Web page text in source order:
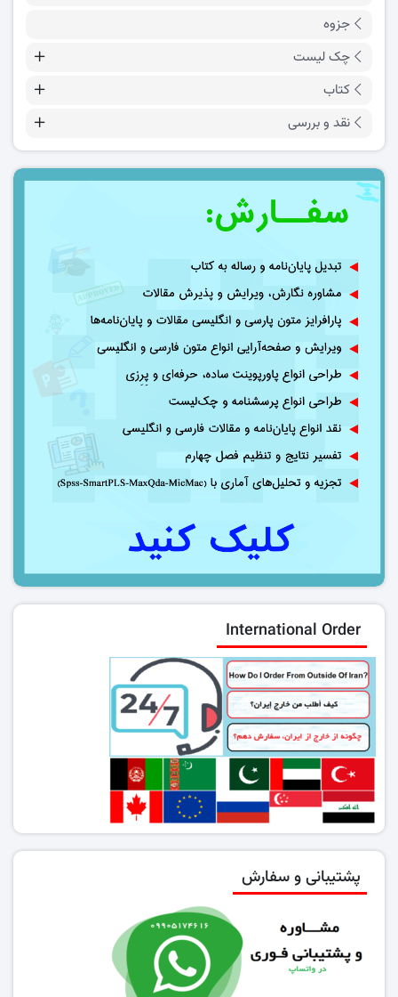
جزوه
چک لیست
کتاب
نقد و بررسی
International Order
پشتیبانی و سفارش